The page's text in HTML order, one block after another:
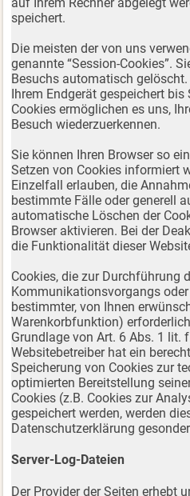
speichert.
Die meisten der von uns
genannte “Session-Cookies”.
Besuchs automatisch
Ihrem Endgerät gespeichert bis
Cookies ermöglichen es uns,
Besuch wiederzuerkennen.
Sie können Ihren Browser so
Setzen von Cookies informiert
Einzelfall erlauben, die
bestimmte Fälle oder generell
automatische Löschen der
Browser aktivieren. Bei der
die Funktionalität dieser
Cookies, die zur Durchführung
Kommunikationsvorgangs
bestimmter, von Ihnen
Warenkorbfunktion)
Grundlage von Art. 6 Abs. 1 lit.
Websitebetreiber hat ein
Speicherung von Cookies zur
optimierten Bereitstellung
Cookies (z.B. Cookies zur
gespeichert werden, werden
Datenschutzerklärung
Server-Log-Dateien
Der Provider der Seiten erhebt